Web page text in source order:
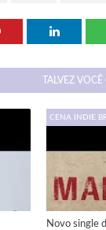
TALVEZ
CENA INDIE
Novo single